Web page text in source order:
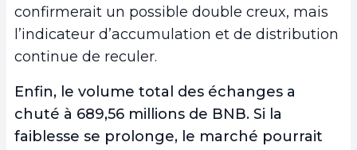
confirmerait un possible double creux, mais
l’indicateur d’accumulation et de distribution
continue de reculer.
Enfin, le volume total des échanges a
chuté à 689,56 millions de BNB. Si la
faiblesse se prolonge, le marché pourrait